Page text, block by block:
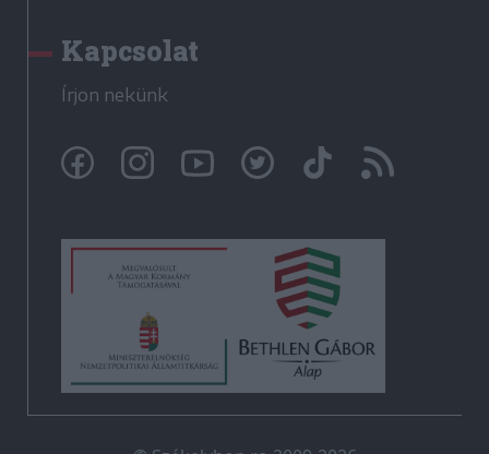
Kapcsolat
Írjon nekünk